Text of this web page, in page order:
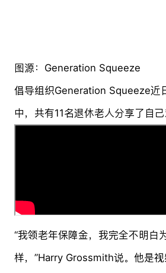
图源：Generation Squeeze
倡导组织Generation Squeeze近
中，共有11名退休老人分享了自己
“我领老年保障金，我完全不明白
样，”Harry Grossmith说。他是